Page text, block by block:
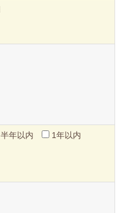
半年以内
1年以内